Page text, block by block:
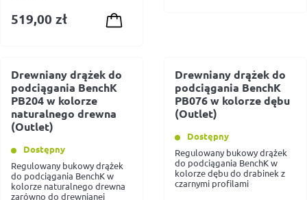
519,00 zł
Drewniany drążek do
podciągania BenchK
PB204 w kolorze
naturalnego drewna
(Outlet)
Dostępny
Regulowany bukowy drążek
do podciągania BenchK w
kolorze naturalnego drewna
zarówno do drewnianej
Drewniany drążek do
podciągania BenchK
PB076 w kolorze dębu
(Outlet)
Dostępny
Regulowany bukowy drążek
do podciągania BenchK w
kolorze dębu do drabinek z
czarnymi profilami